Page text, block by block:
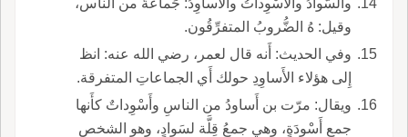
وقيل: هُ الضُّروبُ المتفرِّقُون.
وفي الحديث: أَنه قال لعمر، رضي الله عنه: انظ
إِلى هؤلاء الأَساوِدِ حولك أَي الجماعاتِ المتفرقة.
ويقال: مرّت بن أَساودُ من الناسِ وأَسْوِداتٌ كأَنها
جمع أَسْوِدَةٍ، وهي جمعُ قِلَّة لسَوادٍ، وهو الشخص